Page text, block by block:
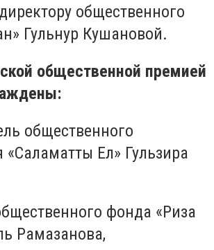
общественного
Гульнур Кушановой.
общественной премией
общественного
Ел» Гульзира
фонда «Риза
Рамазанова,